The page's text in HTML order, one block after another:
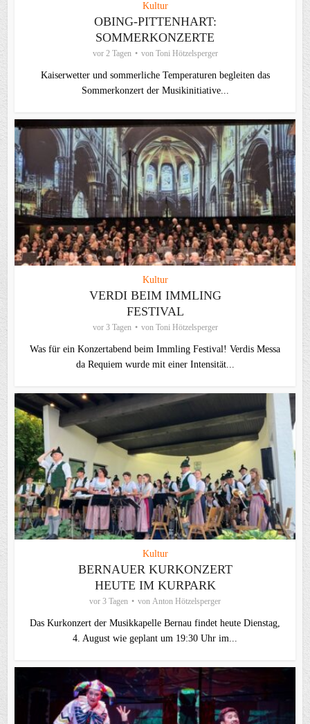
Kultur
OBING-PITTENHART:
SOMMERKONZERTE
vor 2 Tagen von Toni Hötzelsperger
Kaiserwetter und sommerliche Temperaturen begleiten das
Sommerkonzert der Musikinitiative...
Kultur
VERDI BEIM IMMLING
FESTIVAL
vor 3 Tagen von Toni Hötzelsperger
Was für ein Konzertabend beim Immling Festival! Verdis Messa
da Requiem wurde mit einer Intensität...
Kultur
BERNAUER KURKONZERT
HEUTE IM KURPARK
vor 3 Tagen von Anton Hötzelsperger
Das Kurkonzert der Musikkapelle Bernau findet heute Dienstag,
4. August wie geplant um 19:30 Uhr im...